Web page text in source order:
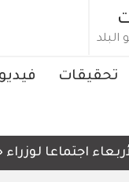
البلد
تحقيقات فيديو
لوزراء